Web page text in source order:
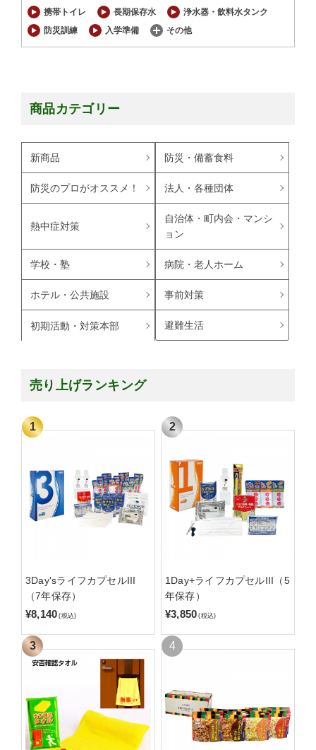
携帯トイレ 長期保存水
浄水器・飲料水タンク
防災訓練
入学準備 その他
商品カテゴリー
新商品 防災・備蓄食料
防災のプロがオススメ！ 法人・各種団体
熱中症対策
自治体・町内会・マンシ
ョン
学校・塾 病院・老人ホーム
ホテル・公共施設 事前対策
初期活動・対策本部 避難生活
売り上げランキング
3Day'sライフカプセルIII
（7年保存）
¥8,140 (税込)
1Day+ライフカプセルIII（5
年保存）
¥3,850 (税込)